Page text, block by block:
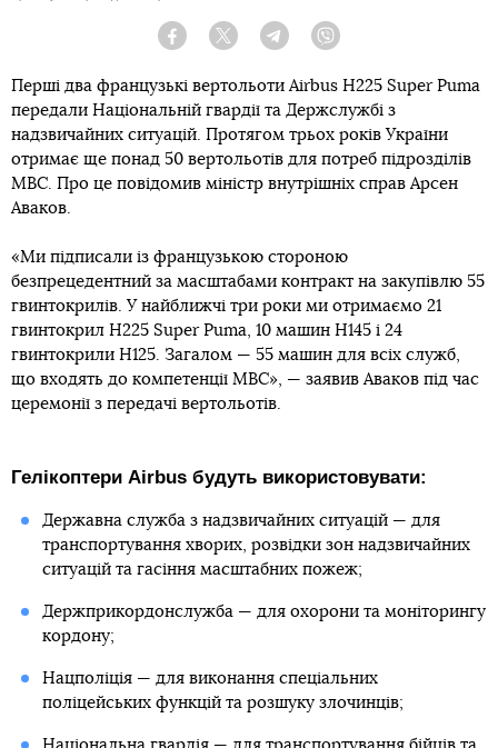
Facebook Twitter Telegram
Перші два французькі вертольоти Airbus H225 Super Puma
передали Національній гвардії та Держслужбі з
надзвичайних ситуацій. Протягом трьох років України
отримає ще понад 50 вертольотів для потреб підрозділів
МВС. Про це повідомив міністр внутрішніх справ Арсен
Аваков.
«Ми підписали із французькою стороною
безпрецедентний за масштабами контракт на закупівлю 55
гвинтокрилів. У найближчі три роки ми отримаємо 21
гвинтокрил Н225 Super Puma, 10 машин Н145 і 24
гвинтокрили Н125. Загалом — 55 машин для всіх служб,
що входять до компетенції МВС», — заявив Аваков під час
церемонії з передачі вертольотів.
Гелікоптери Airbus будуть використовувати:
Державна служба з надзвичайних ситуацій — для
транспортування хворих, розвідки зон надзвичайних
ситуацій та гасіння масштабних пожеж;
Держприкордонслужба — для охорони та моніторингу
кордону;
Нацполіція — для виконання спеціальних
поліцейських функцій та розшуку злочинців;